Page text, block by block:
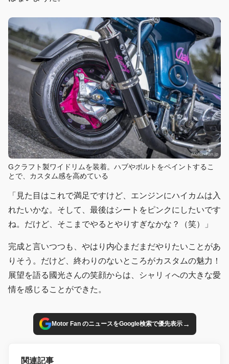
Gクラフト製ワイドリムを装着。ハブやボルトをペイントするこ
とで、カスタム感を高めている
「見た目はこれで満足ですけど、エンジンにハイカムは入
れたいかな。そして、最後はシートをピンクにしたいです
ね。だけど、そこまでやるとやりすぎなかな？（笑）」
完成と言いつつも、やはり内心まだまだやりたいことがあ
りそう。だけど、終わりのないところがカスタムの魅力！
展望を語る國光さんの笑顔からは、シャリィへの大きな愛
情を感じることができた。
Motor Fan のニュースをGoogle検索で優先表示→
関連記事